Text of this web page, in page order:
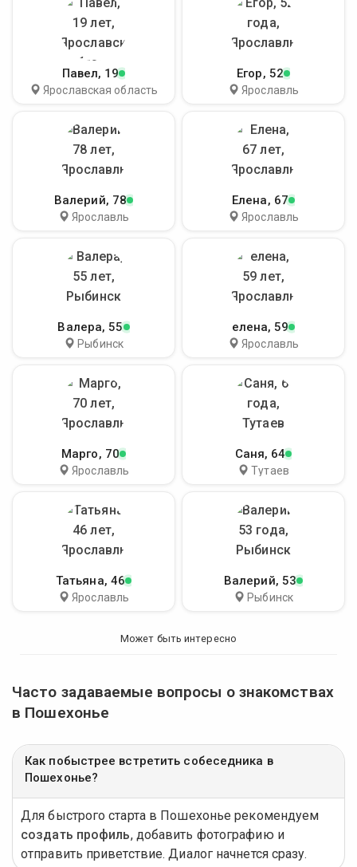
Павел, 19
Ярославская область
Егор, 52
Ярославль
Валерий, 78
Ярославль
Елена, 67
Ярославль
Валера, 55
Рыбинск
елена, 59
Ярославль
Марго, 70
Ярославль
Саня, 64
Тутаев
Татьяна, 46
Ярославль
Валерий, 53
Рыбинск
Может быть интересно
Часто задаваемые вопросы о знакомствах
в Пошехонье
Как побыстрее встретить собеседника в
Пошехонье?
Для быстрого старта в Пошехонье рекомендуем
создать профиль, добавить фотографию и
отправить приветствие. Диалог начнется сразу.